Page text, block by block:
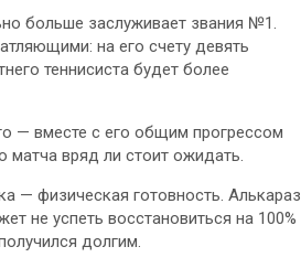
больше заслуживает звания №1.
на его счету девять
теннисиста будет более
— вместе с его общим прогрессом
матча вряд ли стоит ожидать.
— физическая готовность. Алькараз
не успеть восстановиться на 100%
долгим.